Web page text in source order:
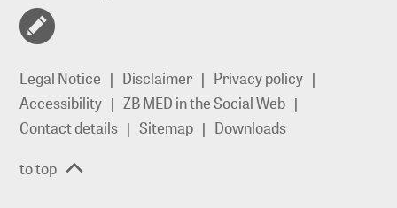
Legal Notice Disclaimer
Privacy policy
Accessibility
ZB MED in the Social Web
Contact details
Sitemap
Downloads
to top